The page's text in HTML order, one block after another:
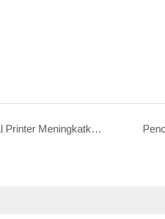
Bagaimana Zywell Thermal Printer Meningkatkan Efisiensi dan Mengurangi Biaya Perawatan